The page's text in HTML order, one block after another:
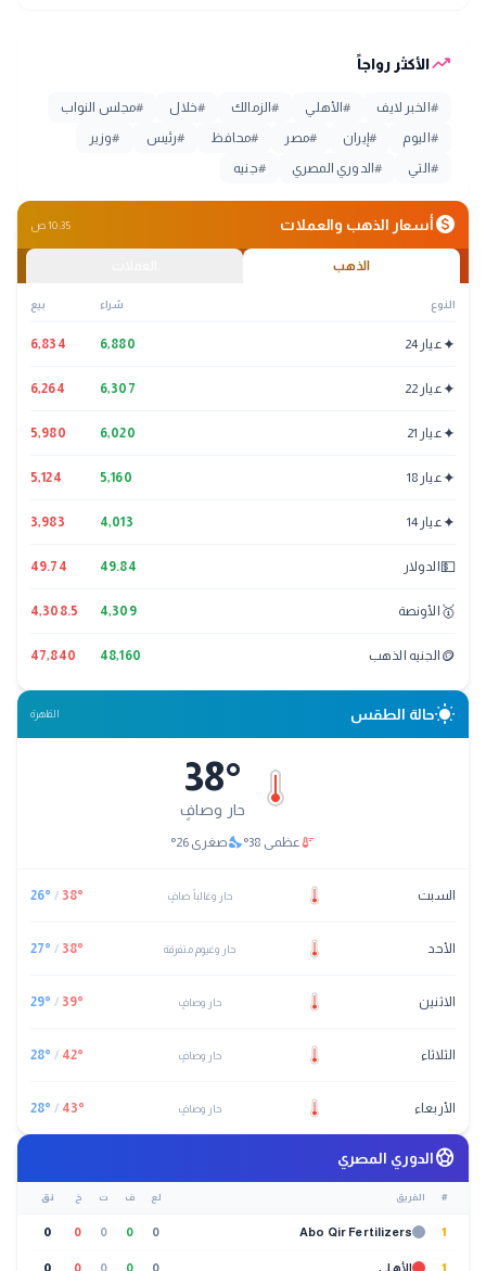
trending_upالأكثر رواجاً
# الخبر لايف #الأهلي #الزمالك #خلال #مجلس النواب
# اليوم # إيران #مصر #محافظ #رئيس #وزير
# التي #الدوري المصري #جنيه
monetization_onأسعار الذهب والعملات 10:35 ص
الذهب
النوع شراء بيع
✦عيار 24 6,880
6,834
✦عيار 22 6,307
6,264
✦عيار 21 6,020
5,980
✦عيار 18 5,160
5,124
✦عيار 14 4,013
3,983
💵 الدولار 49.84
49.74
🥇 الأونصة 4,309
4,308.5
🪙 الجنيه الذهب 48,160
47,840
wb_sunnyحالة الطقس القاهرة
38°
حار وصافٍ
thermostatعظمى 38
°
nights_stayصغرى 26
°
السبت حار وغالباً صافٍ 38°
/
26°
الأحد حار وغيوم متفرقة 38°
/
27°
الاثنين حار وصافٍ 39°
/
29°
الثلاثاء حار وصافٍ 42°
/
28°
الأربعاء حار وصافٍ 43°
/
28°
sports_soccerالدوري المصري
# الفريق لع ف ت خ نق
1
Abo Qir Fertilizers
0
0
0
0
0
1 الأهلي 0
0
0
0
0